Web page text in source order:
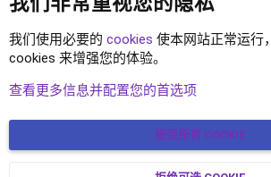
XENFORO 2.2 插件
简体中文 联系我们
我们使用必要的 cookies 使本网站正常运行
cookies 来增强您的体验。
查看更多信息并配置您的首选项
接受所有 COOKIE